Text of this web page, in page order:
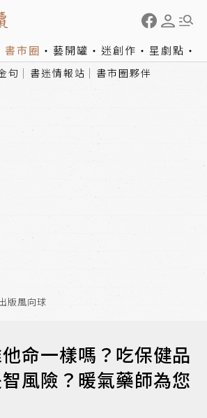
書市圈 藝開罐 迷創作 星劇點
句 書迷情報站 書市圈夥伴
版風向球
命一樣嗎？吃保健品
風險？暖氣藥師為您